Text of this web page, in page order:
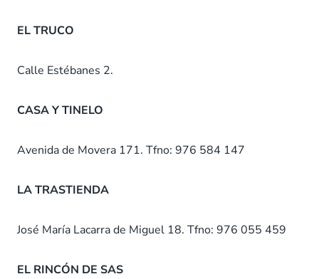
EL TRUCO
Calle Estébanes 2.
CASA Y TINELO
Avenida de Movera 171. Tfno: 976 584 147
LA TRASTIENDA
José María Lacarra de Miguel 18. Tfno: 976 055 459
EL RINCÓN DE SAS